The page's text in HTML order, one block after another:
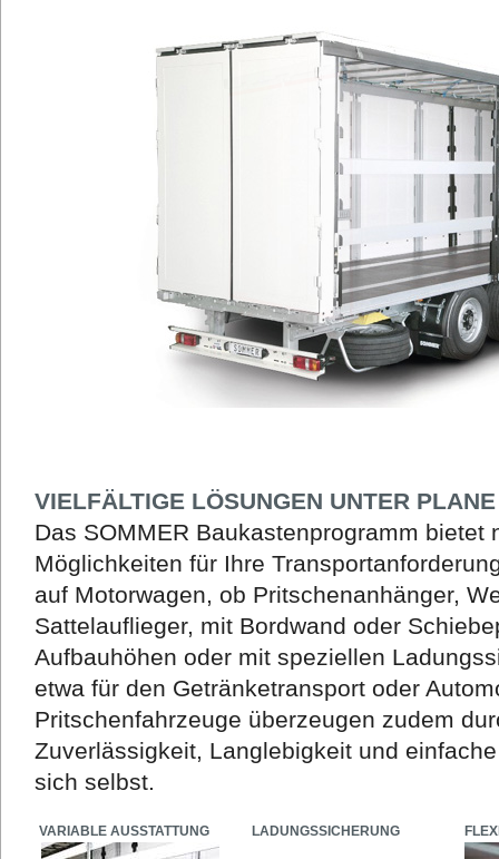
VIELFÄLTIGE LÖSUNGEN UNTER PLANE
Das SOMMER Baukastenprogramm bietet
Möglichkeiten für Ihre
auf Motorwagen, ob Pritschenanhänger,
Sattelauflieger, mit Bordwand oder
Aufbauhöhen oder mit speziellen
etwa für den Getränketransport oder
Pritschenfahrzeuge überzeugen zudem
Zuverlässigkeit, Langlebigkeit und
sich selbst.
VARIABLE AUSSTATTUNG LADUNGSSICHERUNG